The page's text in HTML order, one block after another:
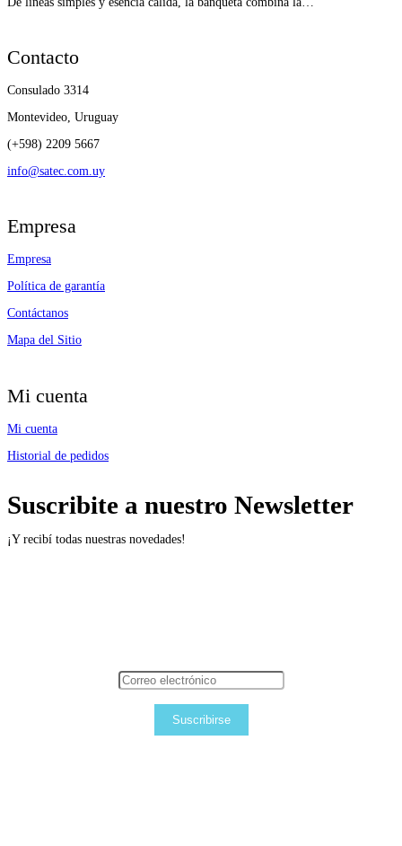
Contacto
Consulado 3314
Montevideo, Uruguay
(+598) 2209 5667
info@satec.com.uy
Empresa
Empresa
Política de garantía
Contáctanos
Mapa del Sitio
Mi cuenta
Mi cuenta
Historial de pedidos
Suscribite a nuestro Newsletter
¡Y recibí todas nuestras novedades!
Suscribirse